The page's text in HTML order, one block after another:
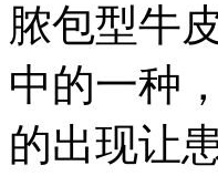
脓包型牛
中的一种
的出现让